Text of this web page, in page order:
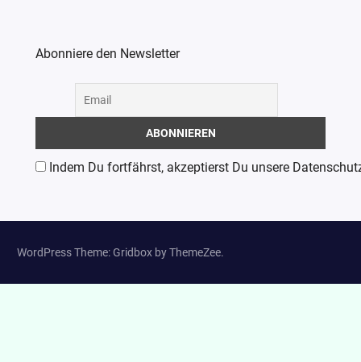
Abonniere den Newsletter
Indem Du fortfährst, akzeptierst Du unsere
WordPress Theme: Gridbox by ThemeZee.